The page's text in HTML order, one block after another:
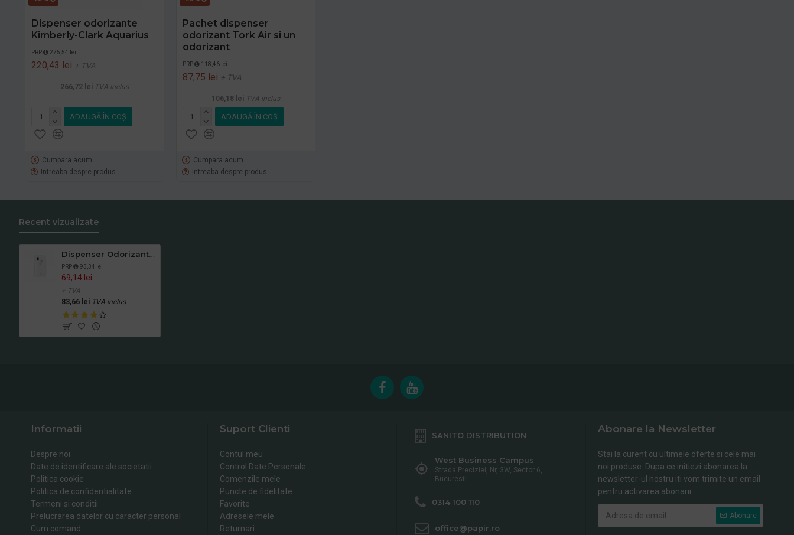
Dispenser odorizante
Kimberly-Clark Aquarius
PRP 275,54 lei
220,43 lei + TVA
266,72 lei TVA inclus
ADAUGĂ ÎN COŞ
Cumpara acum
Intreaba despre produs
Pachet dispenser
odorizant Tork Air si un
odorizant
PRP 118,46 lei
87,75 lei + TVA
106,18 lei TVA inclus
ADAUGĂ ÎN COŞ
Cumpara acum
Intreaba despre produs
Recent vizualizate
Dispenser Odorizant Tork Air alb
PRP 93,34 lei
69,14 lei
+ TVA
83,66 lei TVA inclus
Informatii
Despre noi
Date de identificare ale societatii
Politica cookie
Politica de confidentialitate
Termeni si conditii
Prelucrarea datelor cu caracter personal
Cum comand
Suport Clienti
Contul meu
Control Date Personale
Comenzile mele
Puncte de fidelitate
Favorite
Adresele mele
Returnari
SANITO DISTRIBUTION
West Business Campus
Strada Preciziei, Nr, 3W, Sector 6,
Bucuresti
0314 100 110
office@papir.ro
Abonare la Newsletter
Stai la curent cu ultimele oferte si cele mai
noi produse. Dupa ce initiezi abonarea la
newsletter-ul nostru iti vom trimite un email
pentru activarea abonarii.
Abonare